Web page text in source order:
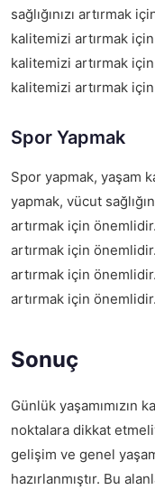
sağlığınızı artırmak
kalitemizi artırmak
kalitemizi artırmak
kalitemizi artırmak
Spor Yapmak
Spor yapmak, yaşam
yapmak, vücut
artırmak için
artırmak için
artırmak için
artırmak için önemlidir.
Sonuç
Günlük yaşamımızın
noktalara dikkat
gelişim ve genel
hazırlanmıştır. Bu